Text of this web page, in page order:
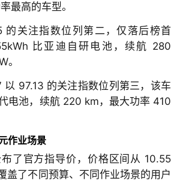
最高的车型。
的关注指数位列第二，仅落后榜首
比亚迪自研电池，续航 280
。
以 97.13 的关注指数位列第三，该车
电池，续航 220 km，最大功率 410
作业场景
了官方指导价，价格区间从 10.55
盖了不同预算、不同作业场景的用户